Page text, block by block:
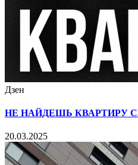
Дзен
НЕ НАЙДЕШЬ КВАРТИРУ
20.03.2025